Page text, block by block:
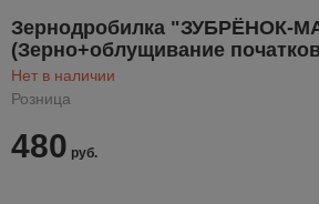
Зернодробилка "ЗУБРЁНОК-
(Зерно+облущивание
Нет в наличии
Розница
480 руб.